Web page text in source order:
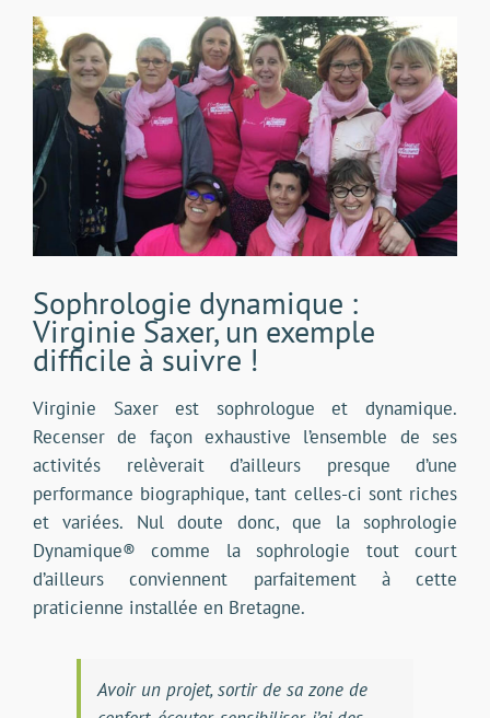
Voir
l'image
agrandie
Sophrologie dynamique :
Virginie Saxer, un exemple
difficile à suivre !
Virginie Saxer est sophrologue et dynamique.
Recenser de façon exhaustive l’ensemble de ses
activités relèverait d’ailleurs presque d’une
performance biographique, tant celles-ci sont riches
et variées. Nul doute donc, que la sophrologie
Dynamique® comme la sophrologie tout court
d’ailleurs conviennent parfaitement à cette
praticienne installée en Bretagne.
Avoir un projet, sortir de sa zone de